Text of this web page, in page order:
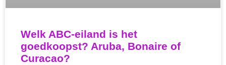
Welk ABC-eiland is het
goedkoopst? Aruba, Bonaire of
Curacao?